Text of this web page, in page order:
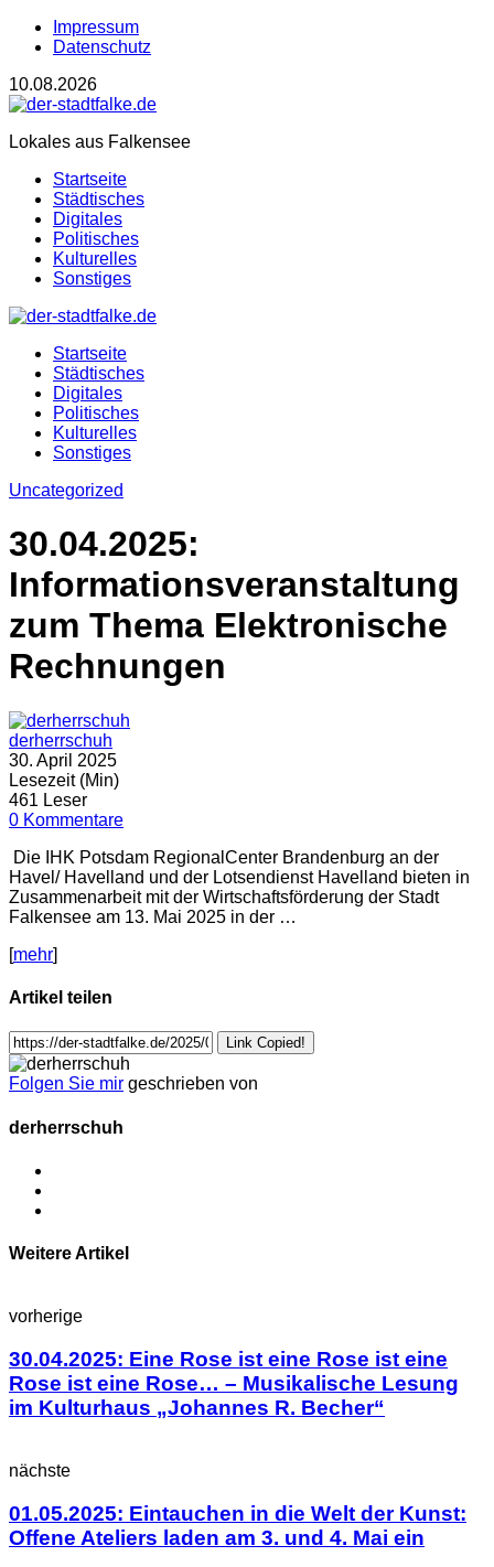
Impressum
Datenschutz
10.08.2026
Lokales aus Falkensee
Startseite
Städtisches
Digitales
Politisches
Kulturelles
Sonstiges
Startseite
Städtisches
Digitales
Politisches
Kulturelles
Sonstiges
Uncategorized
30.04.2025:
Informationsveranstaltung
zum Thema Elektronische
Rechnungen
derherrschuh
30. April 2025
Lesezeit (Min)
461 Leser
0 Kommentare
Die IHK Potsdam RegionalCenter Brandenburg an der
Havel/ Havelland und der Lotsendienst Havelland bieten in
Zusammenarbeit mit der Wirtschaftsförderung der Stadt
Falkensee am 13. Mai 2025 in der …
[mehr]
Artikel teilen
Link Copied!
Folgen Sie mir geschrieben von
derherrschuh
Weitere Artikel
vorherige
30.04.2025: Eine Rose ist eine Rose ist eine
Rose ist eine Rose… – Musikalische Lesung
im Kulturhaus „Johannes R. Becher“
nächste
01.05.2025: Eintauchen in die Welt der Kunst:
Offene Ateliers laden am 3. und 4. Mai ein